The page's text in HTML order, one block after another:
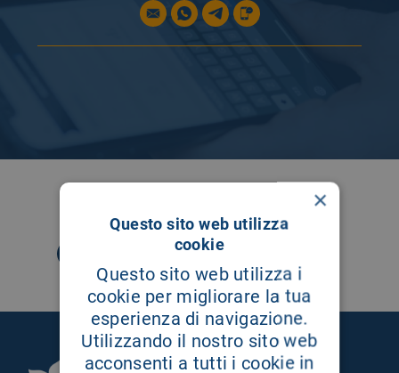
×
Questo sito web utilizza
cookie
Questo sito web utilizza i
cookie per migliorare la tua
esperienza di navigazione.
Utilizzando il nostro sito web
acconsenti a tutti i cookie in